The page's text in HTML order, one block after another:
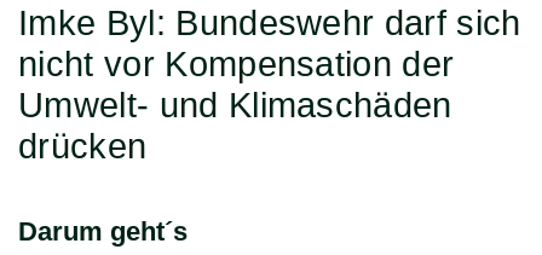
:
Imke Byl: Bundeswehr darf sich
nicht vor Kompensation der
Umwelt- und Klimaschäden
drücken
Darum geht´s